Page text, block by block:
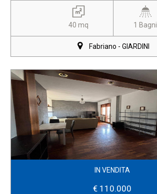
40 mq 1 Bagni
Fabriano - GIARDINI
IN VENDITA
€ 110.000